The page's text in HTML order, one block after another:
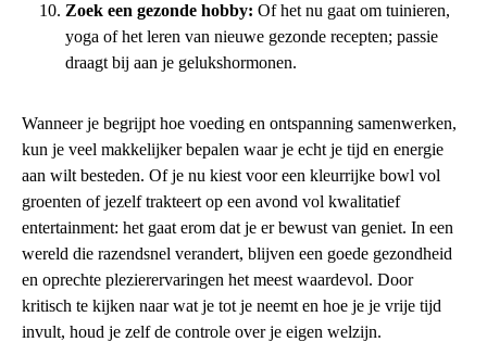
Zoek een gezonde hobby: Of het nu gaat om tuinieren,
yoga of het leren van nieuwe gezonde recepten; passie
draagt bij aan je gelukshormonen.
Wanneer je begrijpt hoe voeding en ontspanning samenwerken,
kun je veel makkelijker bepalen waar je echt je tijd en energie
aan wilt besteden. Of je nu kiest voor een kleurrijke bowl vol
groenten of jezelf trakteert op een avond vol kwalitatief
entertainment: het gaat erom dat je er bewust van geniet. In een
wereld die razendsnel verandert, blijven een goede gezondheid
en oprechte plezierervaringen het meest waardevol. Door
kritisch te kijken naar wat je tot je neemt en hoe je je vrije tijd
invult, houd je zelf de controle over je eigen welzijn.